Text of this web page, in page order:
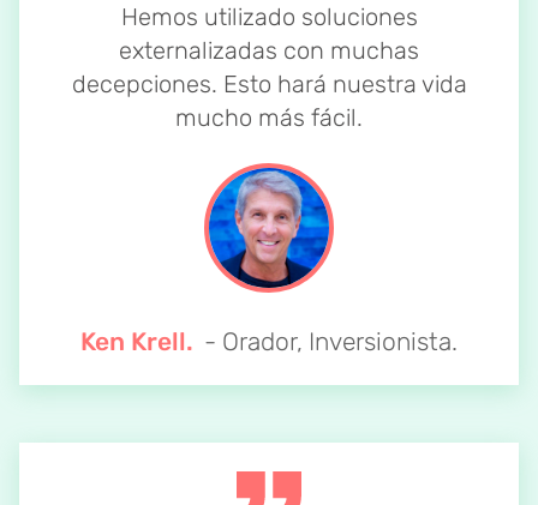
Hemos utilizado soluciones
externalizadas con muchas
decepciones. Esto hará nuestra vida
mucho más fácil.
Ken Krell. - Orador, Inversionista.